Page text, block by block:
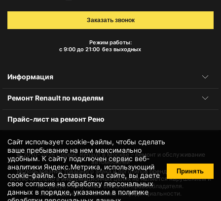
Сайт использует cookie-файлы, чтобы сделать
ваше пребывание на нем максимально
удобным. К cайту подключен сервис веб-
аналитики Яндекс.Метрика, использующий
cookie-файлы. Оставаясь на сайте, вы даете
своесогласие на обработку персональных
данных в порядке, указанном в политике
Принять
Режим работы:
с 9:00 до 21:00 без выходных
Заказать звонок
Информация
Ремонт Renault по моделям
Прайс-лист на ремонт Рено
© 2010-2026Сервис Renault в Москве – ремонт и обслуживание
автомобилей
Использование товарного знака и логотипов бренда происходит
исключительно в информационных целях не является нарушением и
не требует получения согласия правообладателя.
Защита данных и политика конфиденциальности.